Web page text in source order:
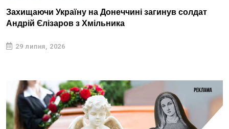
Захищаючи Україну на Донеччині загинув солдат
Андрій Єлізаров з Хмільника
29 липня, 2026